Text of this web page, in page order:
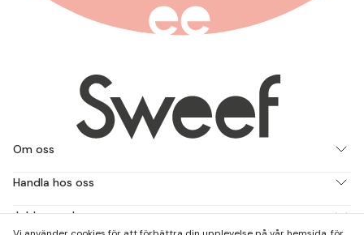
Om oss
Handla hos oss
Jobba med oss